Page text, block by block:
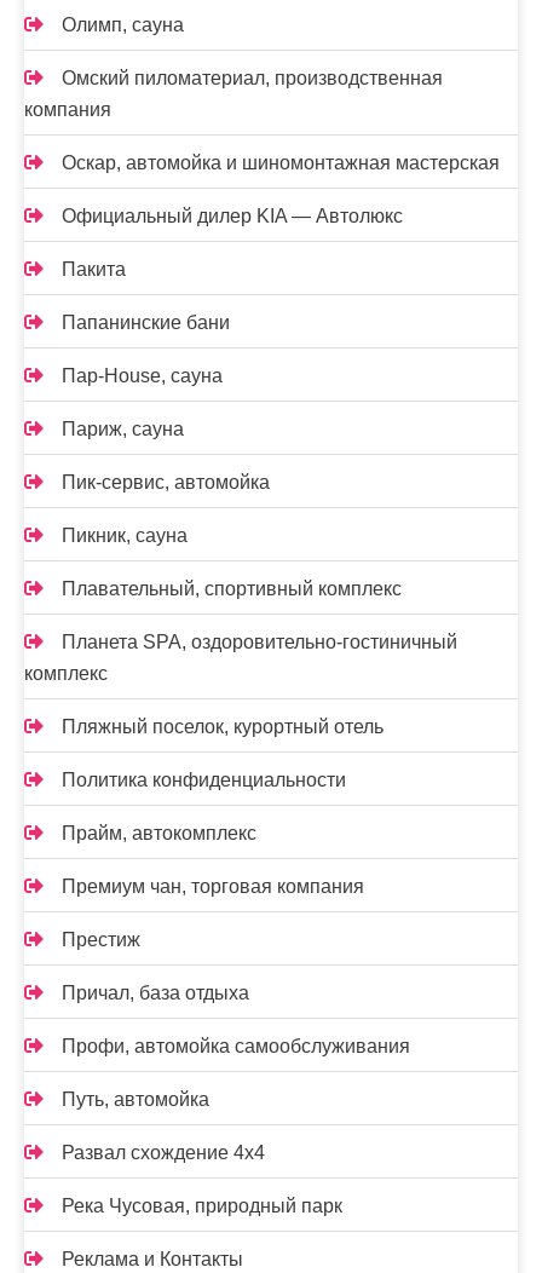
Олимп, сауна
Омский пиломатериал, производственная
компания
Оскар, автомойка и шиномонтажная мастерская
Официальный дилер KIA — Автолюкс
Пакита
Папанинские бани
Пар-House, сауна
Париж, сауна
Пик-сервис, автомойка
Пикник, сауна
Плавательный, спортивный комплекс
Планета SPA, оздоровительно-гостиничный
комплекс
Пляжный поселок, курортный отель
Политика конфиденциальности
Прайм, автокомплекс
Премиум чан, торговая компания
Престиж
Причал, база отдыха
Профи, автомойка самообслуживания
Путь, автомойка
Развал схождение 4х4
Река Чусовая, природный парк
Реклама и Контакты